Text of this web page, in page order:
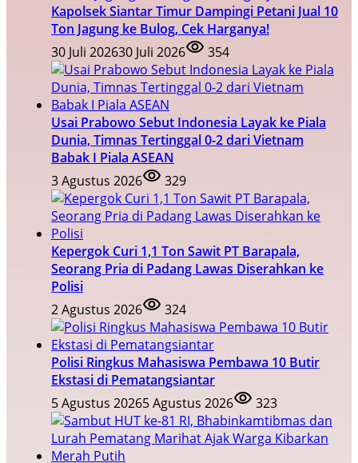
Kapolsek Siantar Timur Dampingi Petani Jual 10
Ton Jagung ke Bulog, Cek Harganya!
30 Juli 202630 Juli 2026 354
Usai Prabowo Sebut Indonesia Layak ke Piala
Dunia, Timnas Tertinggal 0-2 dari Vietnam
Babak I Piala ASEAN
3 Agustus 2026
329
Kepergok Curi 1,1 Ton Sawit PT Barapala,
Seorang Pria di Padang Lawas Diserahkan ke
Polisi
2 Agustus 2026
324
Polisi Ringkus Mahasiswa Pembawa 10 Butir
Ekstasi di Pematangsiantar
5 Agustus 20265 Agustus 2026 323